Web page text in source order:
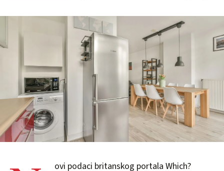
ovi podaci britanskog portala Which?